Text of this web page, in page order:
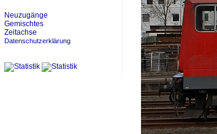
Neuzugänge
Gemischtes
Zeitachse
Datenschutzerklärung